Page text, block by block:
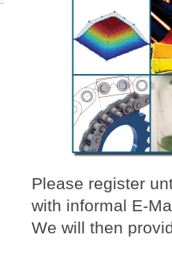
Please register
with informal E-
We will then